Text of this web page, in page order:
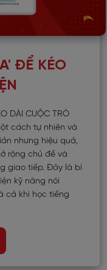
ĐỂ KÉO
DÀI CUỘC TRÒ
cách tự nhiên và
nhưng hiệu quả,
rộng chủ đề và
giao tiếp. Đây là bí
kỹ năng nói
cả khi học tiếng